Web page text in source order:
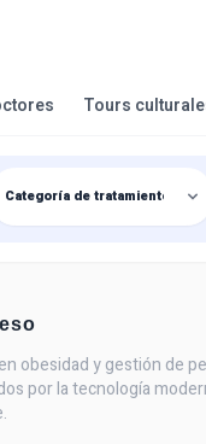
Tours
obesidad y gestión de
por la tecnología